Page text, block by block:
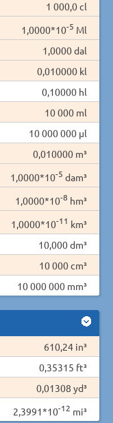
1 000,0 cl
1,0000*10-5 Ml
1,0000 dal
0,010000 kl
0,10000 hl
10 000 ml
10 000 000 µl
0,010000 m³
1,0000*10-5 dam³
1,0000*10-8 hm³
1,0000*10-11 km³
10,000 dm³
10 000 cm³
10 000 000 mm³
610,24 in³
0,35315 ft³
0,01308 yd³
2,3991*10-12 mi³